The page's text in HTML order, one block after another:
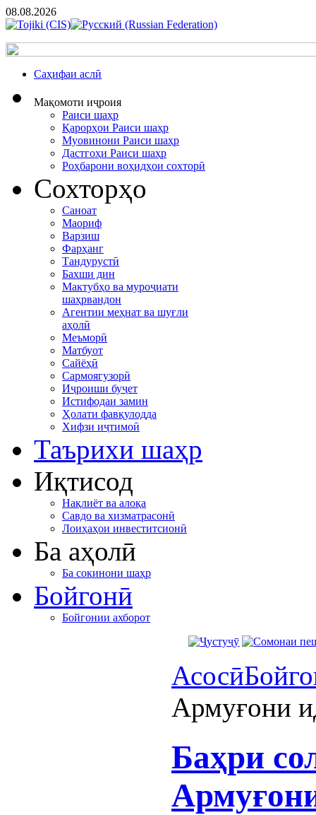
08.08.2026
Cаҳифаи аслӣ
Мақомоти иҷроия
Раиси шаҳр
Қарорҳои Раиси шаҳр
Муовинони Раиси шаҳр
Дастгоҳи Раиси шаҳр
Роҳбарони воҳидҳои сохторӣ
Сохторҳо
Саноат
Маориф
Варзиш
Фарҳанг
Тандурустӣ
Бахши дин
Мактубҳо ва муроҷиати
шаҳрвандон
Агентии меҳнат ва шуғли
аҳолӣ
Меъморӣ
Матбуот
Сайёҳӣ
Сармоягузорӣ
Иҷроиши буҷет
Истифодаи замин
Ҳолати фавқулодда
Хифзи иҷтимоӣ
Таърихи шаҳр
Иқтисод
Нақлиёт ва алоқа
Савдо ва хизматрасонӣ
Лоиҳаҳои инвеститсионӣ
Ба аҳолӣ
Ба сокинони шаҳр
Бойгонӣ
Бойгонии ахборот
Асосӣ
Армуғони
Баҳри